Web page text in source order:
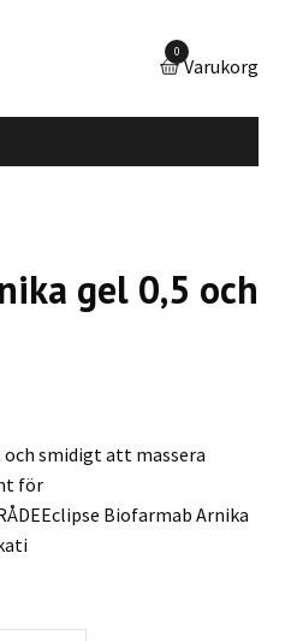
0
Varukorg
gel 0,5 och
smidigt att massera
för
Biofarmab Arnika